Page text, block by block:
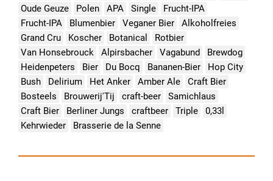
Oude Geuze
Polen APA Single
Frucht-IPA
Frucht-IPA
Blumenbier Veganer Bier
Alkoholfreies
Grand Cru
Koscher Botanical
Rotbier
Van Honsebrouck
Alpirsbacher Vagabund
Brewdog
Heidenpeters
Bier Du Bocq Bananen-Bier
Hop City
Bush
Delirium Het Anker Amber Ale
Craft Bier
Bosteels
Brouwerij'Tij craft-beer
Samichlaus
Craft Bier
Berliner Jungs craftbeer Triple
0,33l
Kehrwieder
Brasserie de la Senne